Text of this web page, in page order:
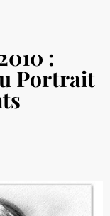
:
Portrait